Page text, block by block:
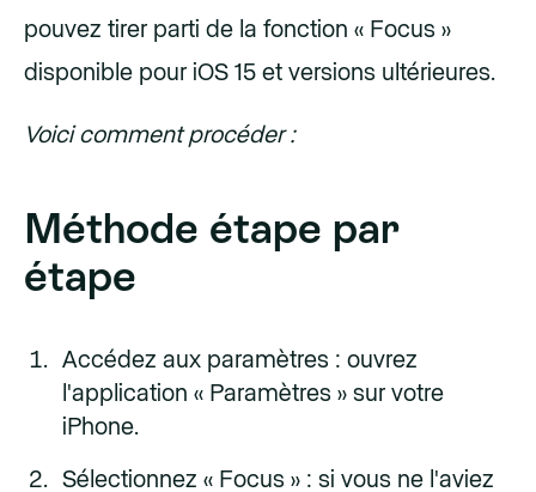
pouvez tirer parti de la fonction « Focus »
disponible pour iOS 15 et versions ultérieures.
Voici comment procéder :
Méthode étape par
étape
Accédez aux paramètres : ouvrez
l'application « Paramètres » sur votre
iPhone.
Sélectionnez « Focus » : si vous ne l'aviez